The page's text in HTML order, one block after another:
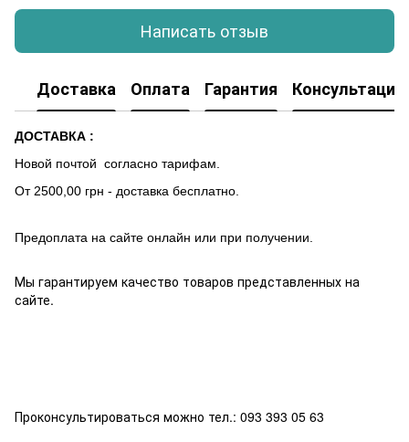
Написать отзыв
Доставка Оплата Гарантия Консультация
ДОСТАВКА :
Новой почтой согласно тарифам.
От 2500,00 грн - доставка бесплатно.
Предоплата на сайте онлайн или при получении.
Мы гарантируем качество товаров представленных на
сайте.
Проконсультироваться можно тел.: 093 393 05 63